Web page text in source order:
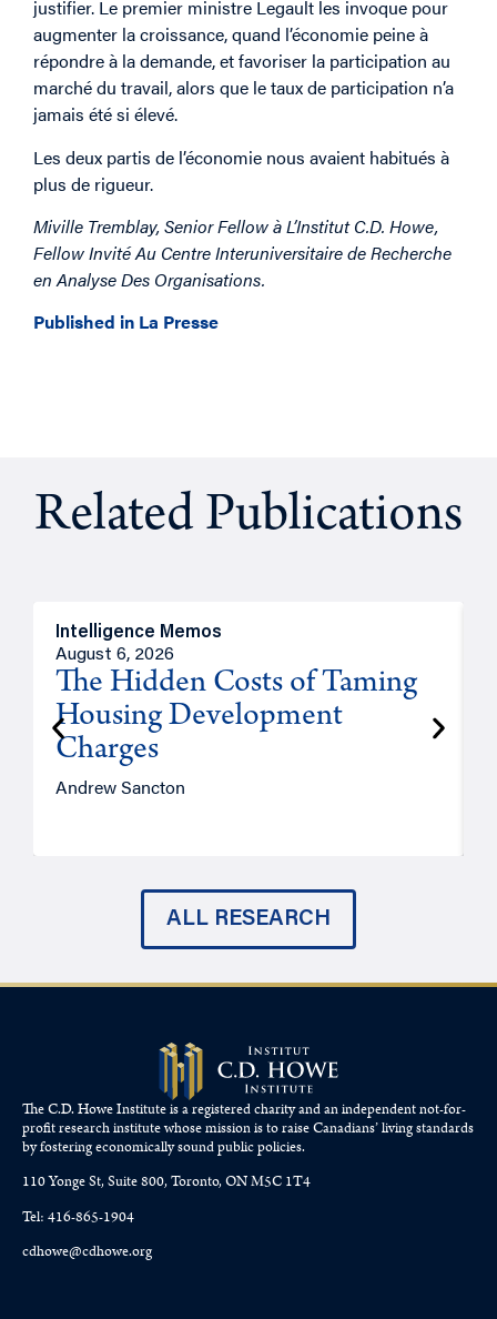
justifier. Le premier ministre Legault les invoque pour
augmenter la croissance, quand l’économie peine à
répondre à la demande, et favoriser la participation au
marché du travail, alors que le taux de participation n’a
jamais été si élevé.
Les deux partis de l’économie nous avaient habitués à
plus de rigueur.
Miville Tremblay, Senior Fellow à L’Institut C.D. Howe,
Fellow Invité Au Centre Interuniversitaire de Recherche
en Analyse Des Organisations.
Published in La Presse
Related Publications
Intelligence Memos
August 6, 2026
The Hidden Costs of Taming
Housing Development
Charges
Andrew Sancton
ALL RESEARCH
The C.D. Howe Institute is a registered charity and an independent not-for-
profit research institute whose mission is to raiseCanadians’living standards
by fostering economically sound public policies.
110 Yonge St, Suite 800, Toronto, ON M5C 1T4
Tel: 416-865-1904
cdhowe@cdhowe.org